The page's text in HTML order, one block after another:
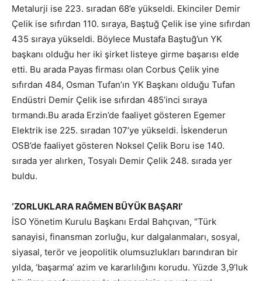
Metalurji ise 223. sıradan 68’e yükseldi. Ekinciler Demir
Çelik ise sıfırdan 110. sıraya, Baştuğ Çelik ise yine sıfırdan
435 sıraya yükseldi. Böylece Mustafa Baştuğ’un YK
başkanı olduğu her iki şirket listeye girme başarısı elde
etti. Bu arada Payas firması olan Corbus Çelik yine
sıfırdan 484, Osman Tufan’ın YK Başkanı olduğu Tufan
Endüstri Demir Çelik ise sıfırdan 485’inci sıraya
tırmandı.Bu arada Erzin’de faaliyet gösteren Egemer
Elektrik ise 225. sıradan 107’ye yükseldi. İskenderun
OSB’de faaliyet gösteren Noksel Çelik Boru ise 140.
sırada yer alırken, Tosyalı Demir Çelik 248. sırada yer
buldu.
‘ZORLUKLARA RAĞMEN BÜYÜK BAŞARI’
İSO Yönetim Kurulu Başkanı Erdal Bahçıvan, “Türk
sanayisi, finansman zorluğu, kur dalgalanmaları, sosyal,
siyasal, terör ve jeopolitik olumsuzlukları barındıran bir
yılda, ‘başarma’ azim ve kararlılığını korudu. Yüzde 3,9’luk